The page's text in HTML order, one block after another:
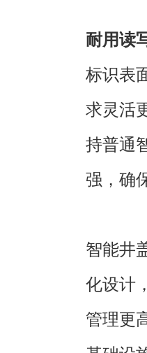
耐用读
标识表
求灵活
持普通
强，确
智能井
化设计
管理更